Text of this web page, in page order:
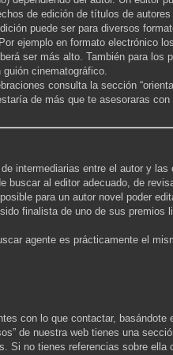
de edición de títulos de
puede ser para diversos
ejemplo en formato electrónico
ser más alto. También para los
guión cinematográfico.
consulta la sección
de más que te asesoraras
intermediarias entre el autor y
buscar al editor adecuado, de
para un autor novel poder
finalista de uno de sus premios
agente es prácticamente el
con lo que contactar, basándote
de nuestra web tienes una
Si no tienes referencias sobre ella